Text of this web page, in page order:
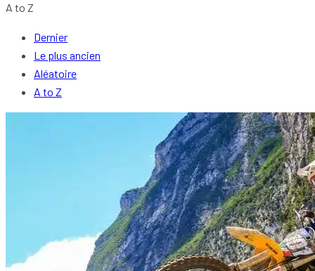
A to Z
Dernier
Le plus ancien
Aléatoire
A to Z